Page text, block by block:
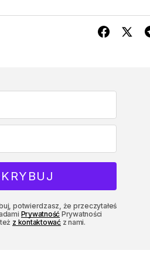
potwierdzasz, że przeczytałeś
Prywatność Prywatności
z kontaktowaćz nami.